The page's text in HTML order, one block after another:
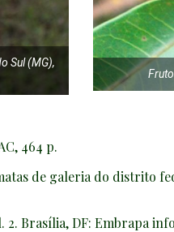
Sul (MG),
464 p.
de galeria do distrito
2. Brasília, DF: Embrapa